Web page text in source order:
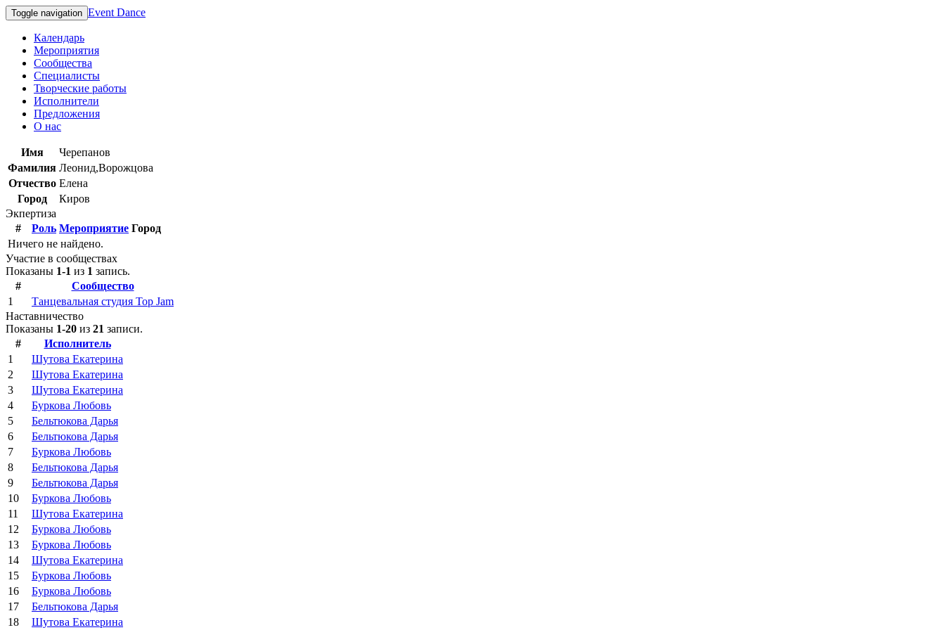
Toggle navigation Event Dance
Календарь
Мероприятия
Сообщества
Специалисты
Творческие работы
Исполнители
Предложения
О нас
Имя
Черепанов
Фамилия Леонид,Ворожцова
Отчество Елена
Город
Киров
Экпертиза
#
Роль Мероприятие Город
Ничего не найдено.
Участие в сообществах
Показаны 1-1 из 1 запись.
#
Сообщество
1
Танцевальная студия Top Jam
Наставничество
Показаны 1-20 из 21 записи.
#
Исполнитель
1
Шутова Екатерина
2
Шутова Екатерина
3
Шутова Екатерина
4
Буркова Любовь
5
Бельтюкова Дарья
6
Бельтюкова Дарья
7
Буркова Любовь
8
Бельтюкова Дарья
9
Бельтюкова Дарья
10
Буркова Любовь
11
Шутова Екатерина
12
Буркова Любовь
13
Буркова Любовь
14
Шутова Екатерина
15
Буркова Любовь
16
Буркова Любовь
17
Бельтюкова Дарья
18
Шутова Екатерина